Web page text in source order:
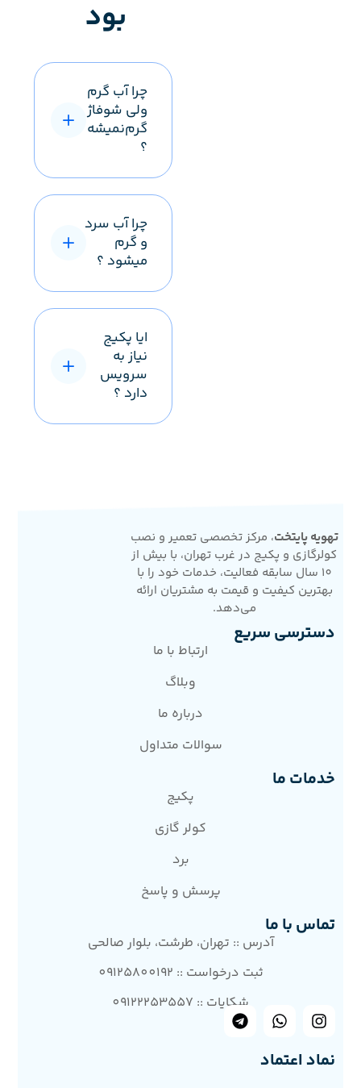
بود
چرا آب گرم
ولی شوفاژ
گرم‌نمیشه
؟
چرا آب سرد
و گرم
میشود ؟
ایا پکیج
نیاز به
سرویس
دارد ؟
تهویه پایتخت، مرکز تخصصی تعمیر و نصب
کولرگازی و پکیج در غرب تهران، با بیش از
10 سال سابقه فعالیت، خدمات خود را با
بهترین کیفیت و قیمت به مشتریان ارائه
می‌دهد.
دسترسی سریع
ارتباط با ما
وبلاگ
درباره ما
سوالات متداول
خدمات ما
پکیج
کولر گازی
برد
پرسش و پاسخ
تماس با ما
آدرس :: تهران، طرشت، بلوار صالحی
ثبت درخواست :: 09125800192
شکایات :: 09122253557
نماد اعتماد